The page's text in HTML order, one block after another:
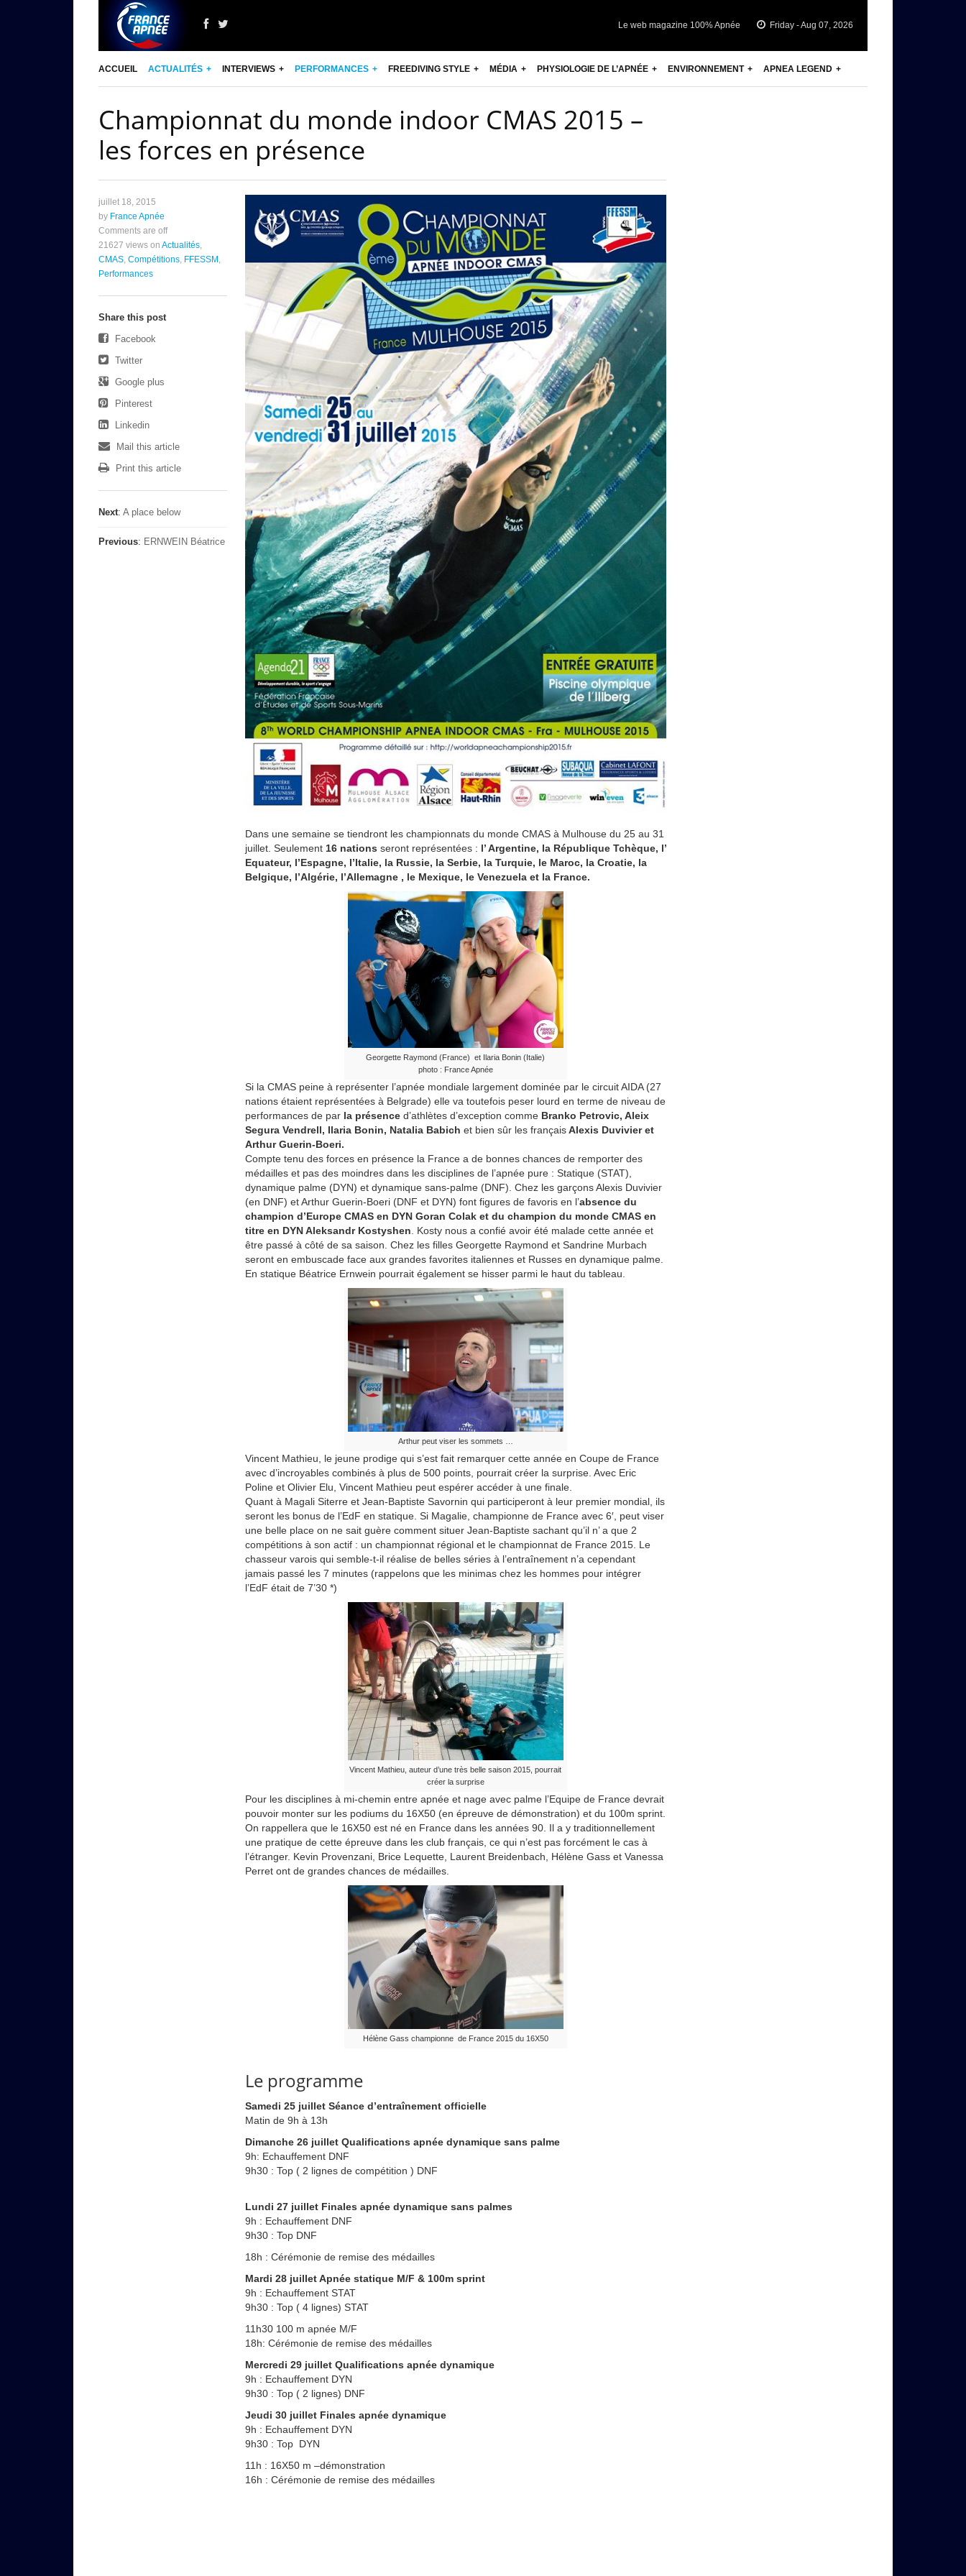
Le web magazine 100% Apnée Friday - Aug 07, 2026
ACCUEIL ACTUALITÉS INTERVIEWS PERFORMANCES FREEDIVING STYLE MÉDIA PHYSIOLOGIE DE L’APNÉE ENVIRONNEMENT APNEA LEGEND
Championnat du monde indoor CMAS 2015 –
les forces en présence
Dans une semaine se tiendront les championnats du monde CMAS à Mulhouse du 25 au 31
juillet. Seulement 16 nations seront représentées : l’ Argentine, la République Tchèque, l’
Equateur, l’Espagne, l’Italie, la Russie, la Serbie, la Turquie, le Maroc, la Croatie, la
Belgique, l’Algérie, l’Allemagne , le Mexique, le Venezuela et la France.
Georgette Raymond (France) et Ilaria Bonin (Italie)
photo : France Apnée
Si la CMAS peine à représenter l’apnée mondiale largement dominée par le circuit AIDA (27
nations étaient représentées à Belgrade) elle va toutefois peser lourd en terme de niveau de
performances de parla présenced’athlètes d’exception comme Branko Petrovic, Aleix
Segura Vendrell, Ilaria Bonin, Natalia Babich et bien sûr les françaisAlexis Duvivier et
Arthur Guerin-Boeri.
Compte tenu des forces en présence la France a de bonnes chances de remporter des
médailles et pas des moindres dans les disciplines de l’apnée pure : Statique (STAT),
dynamique palme (DYN) et dynamique sans-palme (DNF). Chez les garçons Alexis Duvivier
(en DNF) et Arthur Guerin-Boeri (DNF et DYN) font figures de favoris en l’absence du
champion d’Europe CMAS en DYN Goran Colak et du champion du monde CMAS en
titre en DYN Aleksandr Kostyshen. Kosty nous a confié avoir été malade cette année et
être passé à côté de sa saison. Chez les filles Georgette Raymond et Sandrine Murbach
seront en embuscade face aux grandes favorites italiennes et Russes en dynamique palme.
En statique Béatrice Ernwein pourrait également se hisser parmi le haut du tableau.
Arthur peut viser les sommets …
Vincent Mathieu, le jeune prodige qui s’est fait remarquer cette année en Coupe de France
avec d’incroyables combinés à plus de 500 points, pourrait créer la surprise. Avec Eric
Poline et Olivier Elu, Vincent Mathieu peut espérer accéder à une finale.
Quant à Magali Siterre et Jean-Baptiste Savornin qui participeront à leur premier mondial, ils
seront les bonus de l’EdF en statique. Si Magalie, championne de France avec 6′, peut viser
une belle place on ne sait guère comment situer Jean-Baptiste sachant qu’il n’ a que 2
compétitions à son actif : un championnat régional et le championnat de France 2015. Le
chasseur varois qui semble-t-il réalise de belles séries à l’entraînement n’a cependant
jamais passé les 7 minutes (rappelons que les minimas chez les hommes pour intégrer
l’EdF était de 7’30 *)
Vincent Mathieu, auteur d’une très belle saison 2015, pourrait
créer la surprise
Pour les disciplines à mi-chemin entre apnée et nage avec palme l’Equipe de France devrait
pouvoir monter sur les podiums du 16X50 (en épreuve de démonstration) et du 100m sprint.
On rappellera que le 16X50 est né en France dans les années 90. Il a y traditionnellement
une pratique de cette épreuve dans les club français, ce qui n’est pas forcément le cas à
l’étranger. Kevin Provenzani, Brice Lequette, Laurent Breidenbach, Hélène Gass et Vanessa
Perret ont de grandes chances de médailles.
Hélène Gass championne de France 2015 du 16X50
Le programme
Samedi 25 juillet Séance d’entraînement officielle
Matin de 9h à 13h
Dimanche 26 juillet Qualifications apnée dynamique sans palme
9h: Echauffement DNF
9h30 : Top ( 2 lignes de compétition ) DNF
Lundi 27 juillet Finales apnée dynamique sans palmes
9h : Echauffement DNF
9h30 : Top DNF
18h : Cérémonie de remise des médailles
Mardi 28 juillet Apnée statique M/F & 100m sprint
9h : Echauffement STAT
9h30 : Top ( 4 lignes) STAT
11h30 100 m apnée M/F
18h: Cérémonie de remise des médailles
Mercredi 29 juillet Qualifications apnée dynamique
9h : Echauffement DYN
9h30 : Top ( 2 lignes) DNF
Jeudi 30 juillet Finales apnée dynamique
9h : Echauffement DYN
9h30 : Top DYN
11h : 16X50 m –démonstration
16h : Cérémonie de remise des médailles
juillet 18, 2015
by France Apnée
Comments are off
21627 views on Actualités,
CMAS, Compétitions, FFESSM ,
Performances
Share this post
Facebook
Twitter
Google plus
Pinterest
Linkedin
Mail this article
Print this article
Next: A place below
Previous: ERNWEIN Béatrice